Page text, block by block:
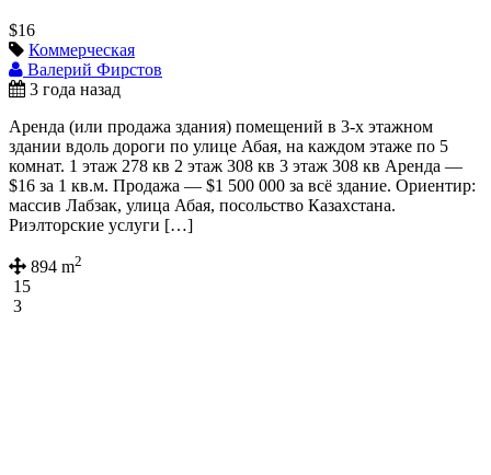
$16
Коммерческая
Валерий Фирстов
3 года назад
Аренда (или продажа здания) помещений в 3-х этажном
здании вдоль дороги по улице Абая, на каждом этаже по 5
комнат. 1 этаж 278 кв 2 этаж 308 кв 3 этаж 308 кв Аренда —
$16 за 1 кв.м. Продажа — $1 500 000 за всё здание. Ориентир:
массив Лабзак, улица Абая, посольство Казахстана.
Риэлторские услуги […]
894 m2
15
3